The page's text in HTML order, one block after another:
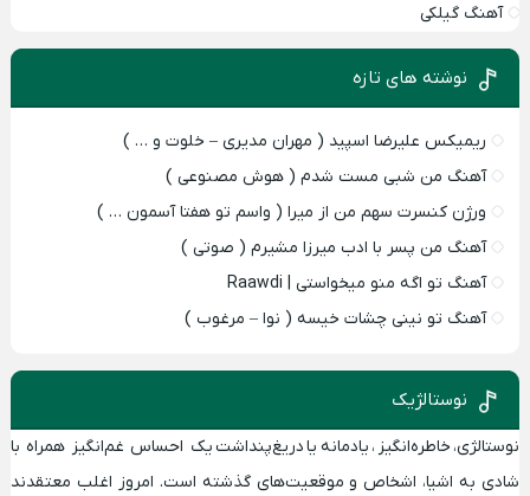
آهنگ گیلکی
نوشته های تازه
ریمیکس علیرضا اسپید ( مهران مدیری – خلوت و … )
آهنگ من شبی مست شدم ( هوش مصنوعی )
ورژن کنسرت سهم من از میرا ( واسم تو هفتا آسمون … )
آهنگ من پسر با ادب میرزا مشیرم ( صوتی )
آهنگ تو اگه منو میخواستی | Raawdi
آهنگ تو نینی چشات خیسه ( نوا – مرغوب )
نوستالژیک
نوستالژی، خاطره‌انگیز ، یادمانه یادریغ‌پنداشتیک احساس غم‌انگیز همراه با
شادی به اشیا، اشخاص و موقعیت‌های گذشته‌ است. امروز اغلب معتقدند